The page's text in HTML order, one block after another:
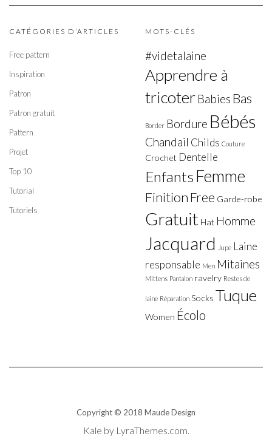
CATÉGORIES D’ARTICLES
Free pattern
Inspiration
Patron
Patron gratuit
Pattern
Projet
Top 10
Tutorial
Tutoriels
MOTS-CLÉS
#videtalaine
Apprendre à
tricoter Babies Bas
Border Bordure Bébés
Chandail Childs Couture
Crochet Dentelle
Enfants Femme
Finition Free Garde-robe
Gratuit Hat Homme
Jacquard Jupe Laine
responsable Men Mitaines
Mittens Pantalon ravelry Restes de
laine Réparation Socks Tuque
Women Écolo
Copyright © 2018 Maude Design
Kale by LyraThemes.com.